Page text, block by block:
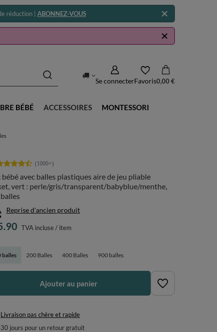
réduction | ABONNEZ-VOUS
Se connecterFavoris0,00 €
BÉBÉ ACCESSOIRES MONTESSORI
bébé avec balles plastiques aire de jeu pliable
vert : perle/gris/transparent/babyblue/menthe,
Reprise d'ancien produit
balles 200 Balles 400 Balles 900 balles
TVA incluse/ item
Ajouter au panier
Livraison pas chère et rapide
30 jours pour un retour gratuit